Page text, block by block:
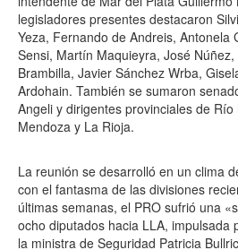
legisladores presentes destacaron
Yeza, Fernando de Andreis, Antonela
Sensi, Martín Maquieyra, José
Brambilla, Javier Sánchez Wrba,
Ardohain. También se sumaron
Angeli y dirigentes provinciales de
Mendoza y La Rioja.
La reunión se desarrolló en un clima
con el fantasma de las divisiones
últimas semanas, el PRO sufrió una
ocho diputados hacia LLA, impulsada
la ministra de Seguridad Patricia